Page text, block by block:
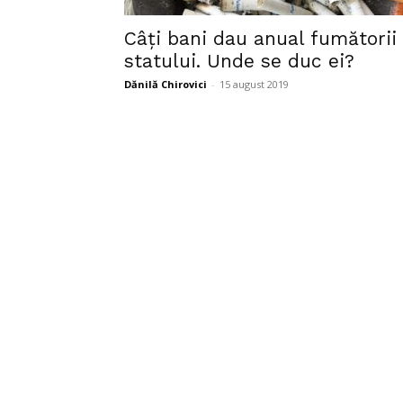
Câți bani dau anual fumătorii
statului. Unde se duc ei?
Dănilă Chirovici - 15 august 2019